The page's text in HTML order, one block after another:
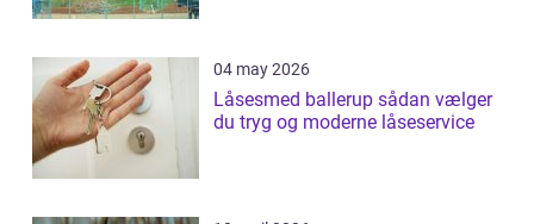
04 may 2026
Låsesmed ballerup sådan vælger
du tryg og moderne låseservice